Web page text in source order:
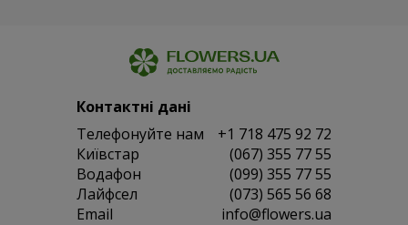
Контактні дані
Телефонуйте нам
+1 718 475 92 72
Київстар
(067) 355 77 55
Водафон
(099) 355 77 55
Лайфсел
(073) 565 56 68
Email
info@flowers.ua